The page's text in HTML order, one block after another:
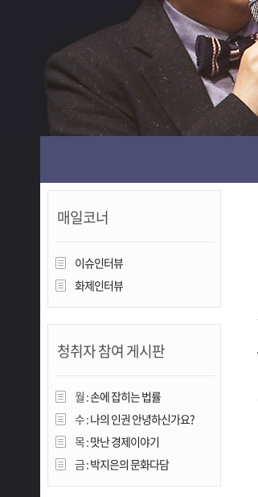
옥천
음성
제천
증평
진천
매일코너
이슈인터뷰
화제인터뷰
청취자 참여 게시판
월 :손에 잡히는 법률
수 :나의 인권 안녕하신가요?
목 :맛난 경제이야기
금 :박지은의 문화다담